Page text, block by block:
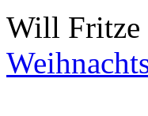
Will Fritze